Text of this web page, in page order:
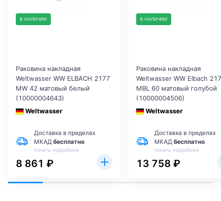
В НАЛИЧИИ
Раковина накладная
Weltwasser WW ELBACH 2177
MW 42 матовый белый
(10000004643)
Weltwasser
Доставка в пределах
МКАД бесплатно
Узнать подробнее
8 861 ₽
В НАЛИЧИИ
Раковина накладная
Weltwasser WW Elbach
MBL 60 матовый голубой
(10000004506)
Weltwasser
Доставка в пределах
МКАД бесплатно
Узнать подробнее
13 758 ₽